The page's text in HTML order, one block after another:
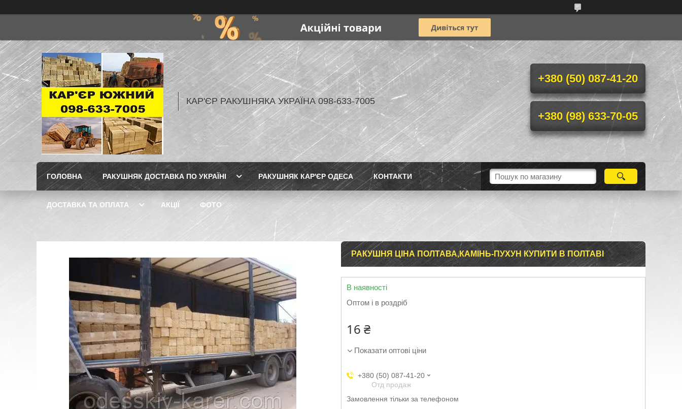
КАР'ЄР РАКУШНЯКА УКРАЇНА 098-633-7005
+380 (50) 087-41-20
+380 (98) 633-70-05
ГОЛОВНА РАКУШНЯК ДОСТАВКА ПО УКРАЇНІ РАКУШНЯК КАР'ЄР ОДЕСА КОНТАКТИ
ДОСТАВКА ТА ОПЛАТА АКЦІЇ ФОТО
РАКУШНЯ ЦІНА ПОЛТАВА,КАМІНЬ-ПУХУН КУПИТИ В ПОЛТАВІ
В наявності
Оптом і в роздріб
16 ₴
Показати оптові ціни
+380 (50) 087-41-20
Отд продаж
Замовлення тільки за телефоном